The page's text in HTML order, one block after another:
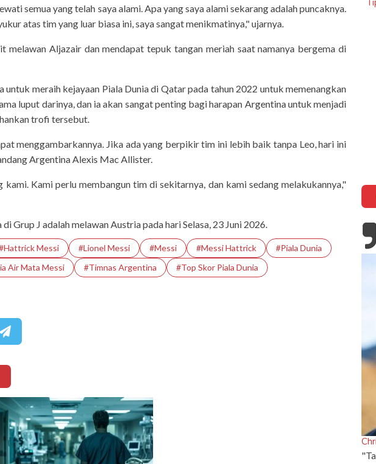
semua yang telah saya alami. Apa yang saya alami sekarang adalah puncaknya.
atas tim yang luar biasa ini, saya sangat menikmatinya," ujarnya.
melawan Aljazair dan mendapat tepuk tangan meriah saat namanya bergema di
untuk meraih kejayaan Piala Dunia di Qatar pada tahun 2022 untuk memenangkan
luput darinya, dan ia akan sangat penting bagi harapan Argentina untuk menjadi
trofi tersebut.
menggambarkannya. Jika ada yang berpikir tim ini lebih baik tanpa Leo, hari ini
Argentina Alexis Mac Allister.
Kami perlu membangun tim di sekitarnya, dan kami sedang melakukannya,"
Grup J adalah melawan Austria pada hari Selasa, 23 Juni 2026.
Messi #Lionel Messi #messi #Messi Hattrick
#Piala Dunia
Air Mata Messi #Timnas Argentina #Top Skor Piala Dunia
inframe
Tips Trick Today, Rabu 5